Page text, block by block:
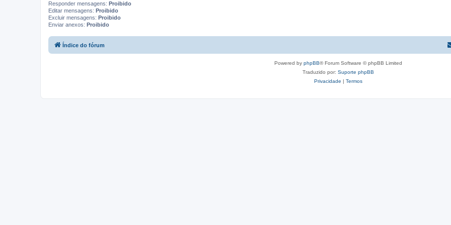
Responder mensagens: Proibido
Editar mensagens: Proibido
Excluir mensagens: Proibido
Enviar anexos: Proibido
Índice do fórum
Powered by phpBB® Forum Software © phpBB Limited
Traduzido por: Suporte phpBB
Privacidade | Termos